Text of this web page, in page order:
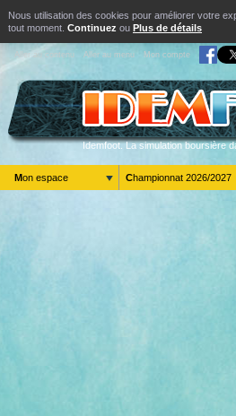
Nous utilisation des cookies pour améliorer votre
tout moment. Continuez ou Plus de détails
Aller au contenu Aller au menu Mon compte
Idemfoot. La simulation boursière
Mon espace Championnat 2026/2027